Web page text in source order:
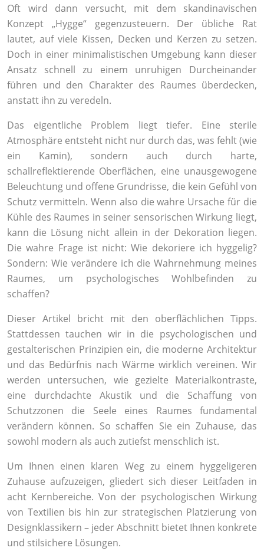
Oft wird dann versucht, mit dem skandinavischen
Konzept „Hygge“ gegenzusteuern. Der übliche Rat
lautet, auf viele Kissen, Decken und Kerzen zu setzen.
Doch in einer minimalistischen Umgebung kann dieser
Ansatz schnell zu einem unruhigen Durcheinander
führen und den Charakter des Raumes überdecken,
anstatt ihn zu veredeln.
Das eigentliche Problem liegt tiefer. Eine sterile
Atmosphäre entsteht nicht nur durch das, was fehlt (wie
ein Kamin), sondern auch durch harte,
schallreflektierende Oberflächen, eine unausgewogene
Beleuchtung und offene Grundrisse, die kein Gefühl von
Schutz vermitteln. Wenn also die wahre Ursache für die
Kühle des Raumes in seiner sensorischen Wirkung liegt,
kann die Lösung nicht allein in der Dekoration liegen.
Die wahre Frage ist nicht: Wie dekoriere ich hyggelig?
Sondern: Wie verändere ich die Wahrnehmung meines
Raumes, um psychologisches Wohlbefinden zu
schaffen?
Dieser Artikel bricht mit den oberflächlichen Tipps.
Stattdessen tauchen wir in die psychologischen und
gestalterischen Prinzipien ein, die moderne Architektur
und das Bedürfnis nach Wärme wirklich vereinen. Wir
werden untersuchen, wie gezielte Materialkontraste,
eine durchdachte Akustik und die Schaffung von
Schutzzonen die Seele eines Raumes fundamental
verändern können. So schaffen Sie ein Zuhause, das
sowohl modern als auch zutiefst menschlich ist.
Um Ihnen einen klaren Weg zu einem hyggeligeren
Zuhause aufzuzeigen, gliedert sich dieser Leitfaden in
acht Kernbereiche. Von der psychologischen Wirkung
von Textilien bis hin zur strategischen Platzierung von
Designklassikern – jeder Abschnitt bietet Ihnen konkrete
und stilsichere Lösungen.